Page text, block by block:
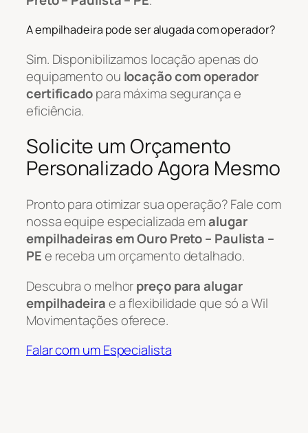
A empilhadeira pode ser alugada com operador?
Sim. Disponibilizamos locação apenas do
equipamento ou locação com operador
certificadopara máxima segurança e
eficiência.
Solicite um Orçamento
Personalizado Agora Mesmo
Pronto para otimizar sua operação? Fale com
nossa equipe especializada emalugar
empilhadeiras em Ouro Preto – Paulista –
PEe receba um orçamento detalhado.
Descubra o melhorpreço para alugar
empilhadeirae a flexibilidade que só a Wil
Movimentações oferece.
Falar com um Especialista